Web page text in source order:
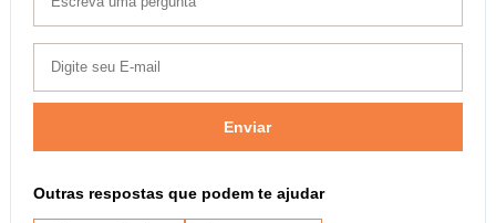
Enviar
Outras respostas que podem te ajudar